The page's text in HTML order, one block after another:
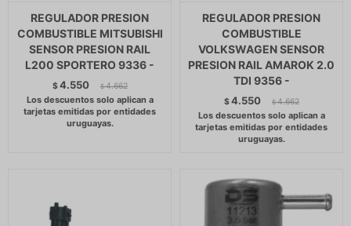
REGULADOR PRESION
COMBUSTIBLE MITSUBISHI
SENSOR PRESION RAIL
L200 SPORTERO 9336 -
$4.550 $ 4.662
REGULADOR PRESION
COMBUSTIBLE
VOLKSWAGEN SENSOR
PRESION RAIL AMAROK 2.0
TDI 9356 -
$4.550 $ 4.662